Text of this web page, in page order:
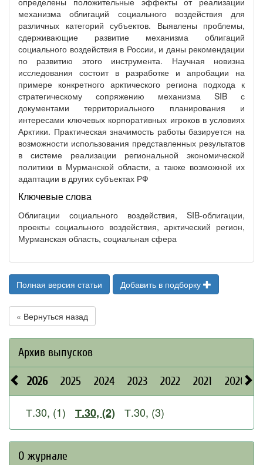
механизма облигаций социального воздействия для
различных категорий субъектов. Выявлены проблемы,
сдерживающие развитие механизма облигаций
социального воздействия в России, и даны рекомендации
по развитию этого инструмента. Научная новизна
исследования состоит в разработке и апробации на
примере конкретного арктического региона подхода к
стратегическому сопряжению механизма SIB с
документами территориального планирования и
интересами ключевых корпоративных игроков в условиях
Арктики. Практическая значимость работы базируется на
возможности использования представленных результатов
в системе реализации региональной экономической
политики в Мурманской области, а также возможной их
адаптации в других субъектах РФ
Ключевые слова
Облигации социального воздействия, SIB-облигации,
проекты социального воздействия, арктический регион,
Мурманская область, социальная сфера
Полная версия статьи Добавить в подборку
« Вернуться назад
Архив выпусков
2026 2025 2024 2023 2022 2021 2020
Т.30, (1) Т.30, (2) Т.30, (3)
О журнале